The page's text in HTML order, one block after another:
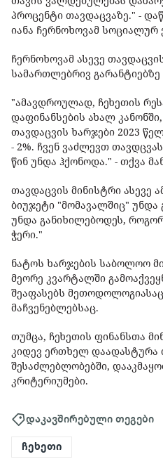
პროცენტი თავდაცვაზე." -
იანა ჩერნოხოვამ სოციალურ
ჩერნოხოვამ ასევე
სამართლებრივ გარანტიებზე
"ამავდროულად, ჩეხეთის
დაფინანსების ახალ
თავდაცვის ხარჯები 2023
- 2%. ჩვენ ვაძლევთ
წინ უნდა ჰქონოდა." - თქვა
თავდაცვის მინისტრი ასევე
ბიუჯეტი "მომავალშიც" უნდა
უნდა განიხილებოდეს,
ჭერი."
ნატოს ხარჯების საბოლოო
მეორე კვარტალში
შეაფასებს
მაჩვენებლებსაც.
თუმცა, ჩეხეთის ფინანსთა
კიდევ ერთხელ დაადასტურა
შესაძლებლობებში,
კრიტერიუმები.
დაკავშირებული თეგები
ჩეხეთი